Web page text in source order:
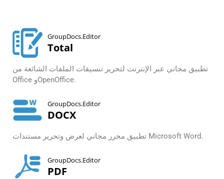
GroupDocs.Editor
Total
تطبيق مجاني عبر الإنترنت لتحرير تنسيقات الملفات الشائعة من
Office وOpenOffice.
GroupDocs.Editor
DOCX
تطبيق محرر مجاني لعرض وتحرير مستندات Microsoft Word.
GroupDocs.Editor
PDF